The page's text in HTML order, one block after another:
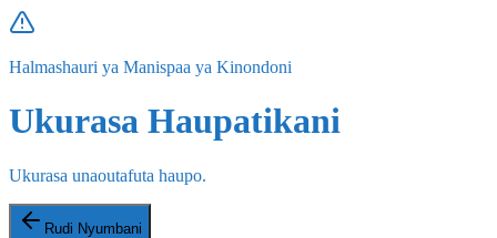
Halmashauri ya Manispaa ya Kinondoni
Ukurasa Haupatikani
Ukurasa unaoutafuta haupo.
Rudi Nyumbani